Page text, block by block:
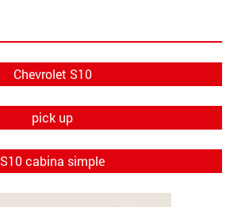
Chevrolet S10
pick up
S10 cabina simple